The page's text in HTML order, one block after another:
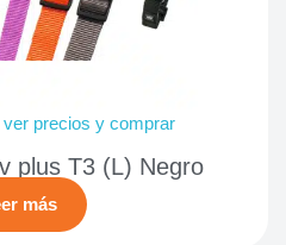
precios y comprar
plus T3 (L) Negro
más